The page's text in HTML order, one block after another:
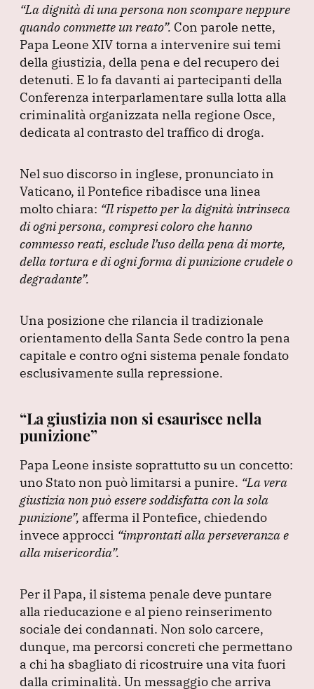
c
e
b
o
o
k
k
e
dI
n
at
s
A
p
p
e
gr
a
m
ai
l
“La dignità di una persona non scompare neppure
quando commette un reato”. Con parole nette,
Papa Leone XIV torna a intervenire sui temi
della giustizia, della pena e del recupero dei
detenuti. E lo fa davanti ai partecipanti della
Conferenza interparlamentare sulla lotta alla
criminalità organizzata nella regione Osce,
dedicata al contrasto del traffico di droga.
Nel suo discorso in inglese, pronunciato in
Vaticano, il Pontefice ribadisce una linea
molto chiara: “Il rispetto per la dignità intrinseca
di ogni persona, compresi coloro che hanno
commesso reati, esclude l’uso della pena di morte,
della tortura e di ogni forma di punizione crudele o
degradante”.
Una posizione che rilancia il tradizionale
orientamento della Santa Sede contro la pena
capitale e contro ogni sistema penale fondato
esclusivamente sulla repressione.
“La giustizia non si esaurisce nella
punizione”
Papa Leone insiste soprattutto su un concetto:
uno Stato non può limitarsi a punire. “La vera
giustizia non può essere soddisfatta con la sola
punizione”, afferma il Pontefice, chiedendo
invece approcci “improntati alla perseveranza e
alla misericordia”.
Per il Papa, il sistema penale deve puntare
alla rieducazione e al pieno reinserimento
sociale dei condannati. Non solo carcere,
dunque, ma percorsi concreti che permettano
a chi ha sbagliato di ricostruire una vita fuori
dalla criminalità. Un messaggio che arriva